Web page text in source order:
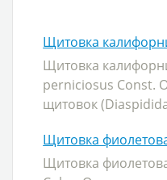
Щитовка
Щитовка
perniciosus Const.
щитовок
Щитовка
Щитовка